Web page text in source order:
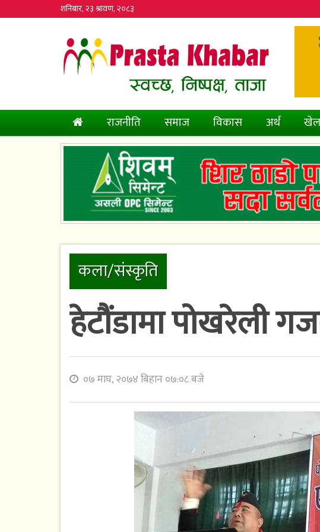
शनिबार, २३ श्रावण, २०८३
(current)
राजनीति समाज विकास अर्थ
कला/संस्कृति
हेटौंडामा पोखरेली
०७ माघ, २०७४ बिहान ०७:०८ बजे